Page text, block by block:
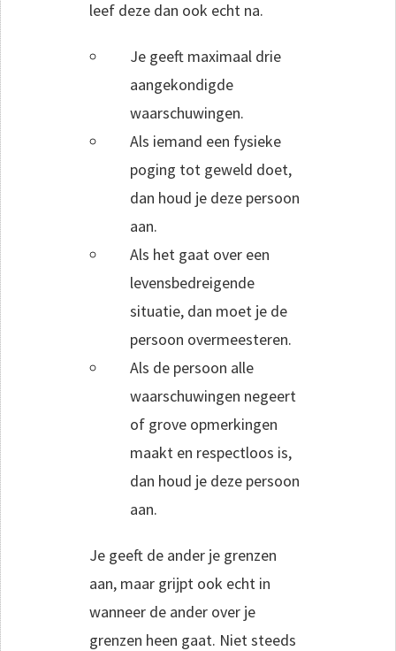
leef deze dan ook echt na.
Je geeft maximaal drie
aangekondigde
waarschuwingen.
Als iemand een fysieke
poging tot geweld doet,
dan houd je deze persoon
aan.
Als het gaat over een
levensbedreigende
situatie, dan moet je de
persoon overmeesteren.
Als de persoon alle
waarschuwingen negeert
of grove opmerkingen
maakt en respectloos is,
dan houd je deze persoon
aan.
Je geeft de ander je grenzen
aan, maar grijpt ook echt in
wanneer de ander over je
grenzen heen gaat. Niet steeds